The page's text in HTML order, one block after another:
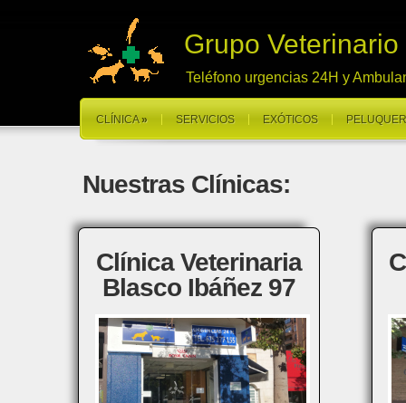
Grupo
Teléfono urgencias 24H y
CLÍNICA » SERVICIOS EXÓTICOS
Nuestras Clínicas:
Clínica Veterinaria
Blasco Ibáñez 97